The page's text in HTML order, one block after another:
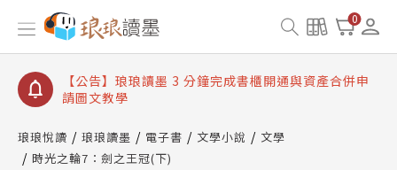
0
【公告】琅琅讀墨數位閱讀資產合併與書櫃開通申請
【公告】琅琅讀墨書櫃開通常見問題
【公告】琅琅讀墨 3 分鐘完成書櫃開通與資產合併申
請圖文教學
查詢
【公告】琅琅讀墨數位閱讀資產合併與書櫃開通申請
琅琅悅讀 琅琅讀墨 電子書 文學小說
文學
時光之輪7：劍之王冠(下)